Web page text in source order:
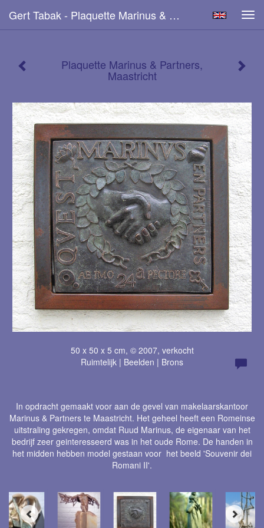
Gert Tabak - Plaquette Marinus & Partners, Maastricht
Plaquette Marinus & Partners,
Maastricht
50 x 50 x 5 cm, © 2007, verkocht
Ruimtelijk | Beelden | Brons
In opdracht gemaakt voor aan de gevel van makelaarskantoor
Marinus & Partners te Maastricht. Het geheel heeft een Romeinse
uitstraling gekregen, omdat Ruud Marinus, de eigenaar van het
bedrijf zeer geinteresseerd was in het oude Rome. De handen in
het midden hebben model gestaan voor het beeld 'Souvenir dei
Romani II'.